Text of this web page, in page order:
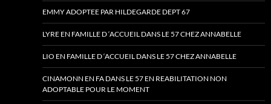
EMMY ADOPTEE PAR HILDEGARDE DEPT 67
LYRE EN FAMILLE D ‘ACCUEIL DANS LE 57 CHEZ ANNABELLE
LIO EN FAMILLE D ‘ACCUEIL DANS LE 57 CHEZ ANNABELLE
CINAMONN EN FA DANS LE 57 EN REABILITATION NON
ADOPTABLE POUR LE MOMENT